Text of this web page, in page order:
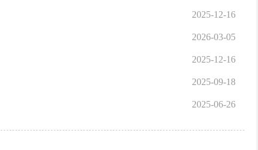
2025-12-16
2026-03-05
2025-12-16
2025-09-18
2025-06-26